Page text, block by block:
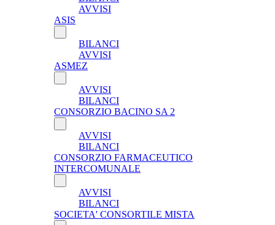
AVVISI
ASIS
BILANCI
AVVISI
ASMEZ
AVVISI
BILANCI
CONSORZIO BACINO SA 2
AVVISI
BILANCI
CONSORZIO FARMACEUTICO
INTERCOMUNALE
AVVISI
BILANCI
SOCIETA' CONSORTILE MISTA